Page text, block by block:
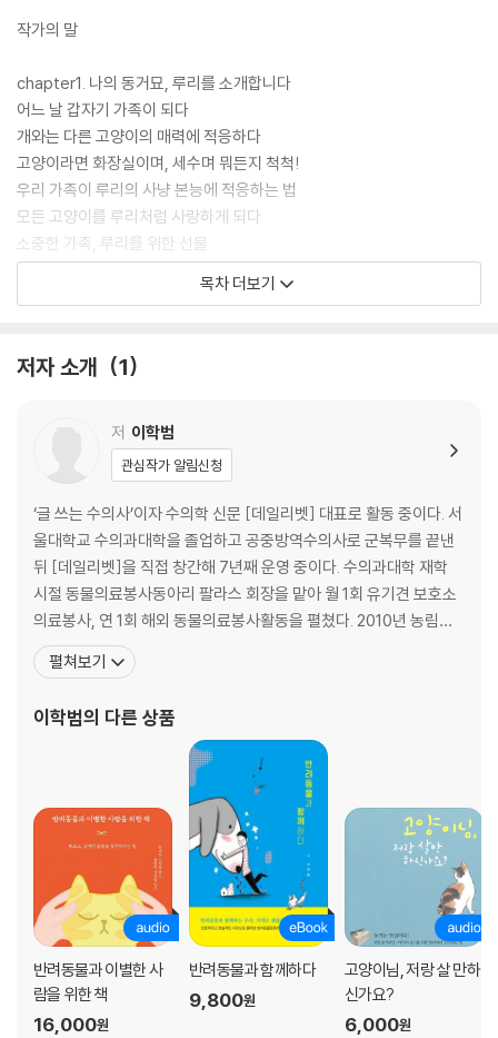
작가의 말
chapter1. 나의 동거묘, 루리를 소개합니다
어느 날 갑자기 가족이 되다
개와는 다른 고양이의 매력에 적응하다
고양이라면 화장실이며, 세수며 뭐든지 척척!
우리 가족이 루리의 사냥 본능에 적응하는 법
모든 고양이를 루리처럼 사랑하게 되다
소중한 가족, 루리를 위한 선물
<더 알아두라냥> #냥줍/ 고양이의 눈/ 고양이 이름 짓기/ 고양이의 꿈/
나 고양이, 사람하고 동거는 처음이라 적응이 필요해
나 말고 다른 고양이가 또 있다니!
낯선 사람과는 조금 천천히
고양이와 아기의 조합, 오해하지 마세요
그루밍을 해도 더위가 가시질 않아
나이가 들어가는 고양이와 산다는 것은
<더 알아두라냥> #고양이의 산책/ 아기와 고양이/ 급식 방법/ 사료 선
택/ 노령묘 질환 등
chapter3. [고양이와의 동거 수칙2]
고양이와의 동거, 사람에게도 적응이 필요해
고양이를 위한 배려, 고양이 친화 병원 알아두기
서로를 위해 꼭 필요한 이동장 적응 교육
길고양이가 눈에 들어오기 시작했다면, 당신은 진정한 집사
털 빠짐과 스크래치를 받아들이는 마음가짐
고양이도 높은 곳에서 떨어진다고?
나의 흡연으로 내 고양이가 아플 수 있다면
<더 알아두라냥> #동물등록제/ 고양이 교육법/ 캣맘의 기본 수칙/ 원헬
스 등
chapter4. [묘한 동거]
동거묘와 나의 생활 공감지수 높이기
폭발적인 호기심에 놀라지 말 것
목차 더보기
저자 소개 1
저 이학범
관심작가 알림신청
‘글 쓰는 수의사’이자 수의학 신문 [데일리벳] 대표로 활동 중이다. 서
울대학교 수의과대학을 졸업하고 공중방역수의사로 군복무를 끝낸
뒤 [데일리벳]을 직접 창간해 7년째 운영 중이다. 수의과대학 재학
시절 동물의료봉사동아리 팔라스 회장을 맡아 월 1회 유기견 보호소
의료봉사, 연 1회 해외 동물의료봉사활동을 펼쳤다. 2010년 농림축
산식품부장관상, 2014년 대한수의사회장 감사패, 2017년 경기도지
사표창을 수상했으며, 학생시절 우연한 계기로 만난 길고양이 출신
사회 동물복지위원회 위원, 한국동물병원협회 홍
펼쳐보기
이학범의 다른 상품
반려동물과 이별한 사
람을 위한 책
16,000원
반려동물과 함께하다
9,800원
고양이님, 저랑 살 만하
신가요?
6,000원